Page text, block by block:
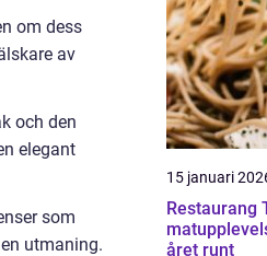
om dess
av
och den
elegant
som
utmaning.
15 januari
Restaurang
året runt